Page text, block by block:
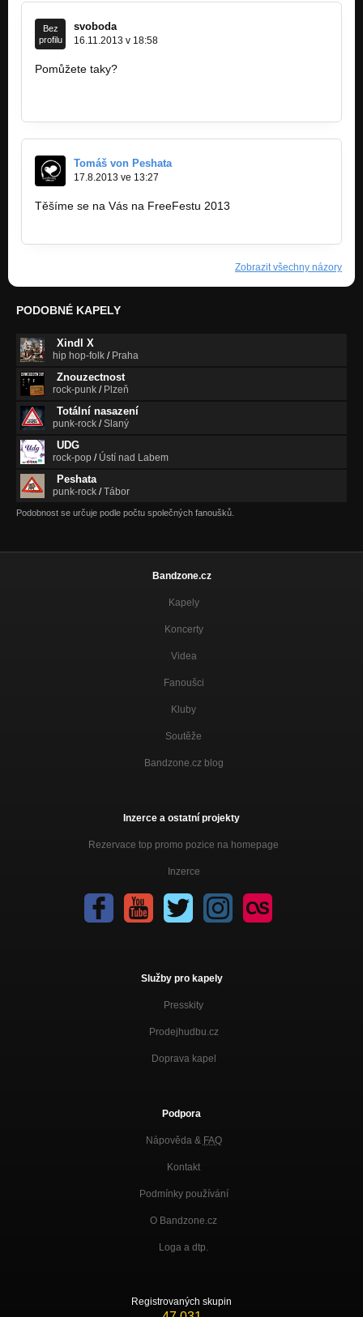
Bez
profilu
svoboda
16.11.2013 v 18:58
Pomůžete taky?
Tomáš von Peshata
17.8.2013 ve 13:27
Těšíme se na Vás na FreeFestu 2013
Zobrazit všechny názory
PODOBNÉ KAPELY
Xindl X
hip hop-folk / Praha
Znouzectnost
rock-punk / Plzeň
Totální nasazení
punk-rock /Slaný
UDG
rock-pop / Ústí nad Labem
Peshata
punk-rock /Tábor
Podobnost se určuje podle počtu společných fanoušků.
Bandzone.cz
Kapely
Koncerty
Videa
Fanoušci
Kluby
Soutěže
Bandzone.cz blog
Inzerce a ostatní projekty
Rezervace top promo pozice na homepage
Inzerce
Služby pro kapely
Presskity
Prodejhudbu.cz
Doprava kapel
Podpora
Nápověda & FAQ
Kontakt
Podmínky používání
O Bandzone.cz
Loga a dtp.
Registrovaných skupin